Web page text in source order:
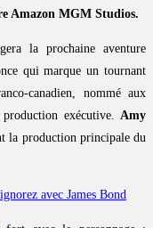
Amazon MGM Studios.
la prochaine aventure
qui marque un tournant
canadien, nommé aux
production exécutive. Amy
la production principale du
avec James Bond